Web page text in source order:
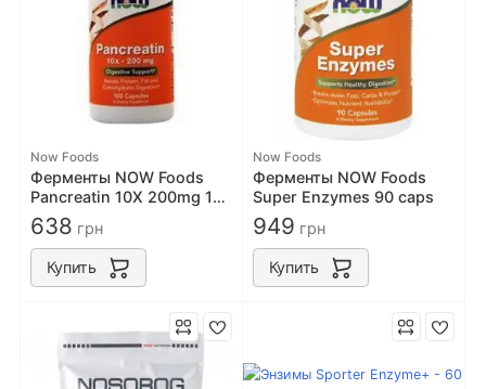
Now Foods
Ферменты NOW Foods
Pancreatin 10Х 200mg 100
caps
638 грн
Купить
Now Foods
Ферменты NOW Foods
Super Enzymes 90 caps
949 грн
Купить